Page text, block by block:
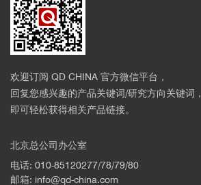
欢迎订阅 QD CHINA 官方微信平台，
回复您感兴趣的产品关键词/研究方向关键词，
即可轻松获得相关产品链接。
北京总公司办公室
电话: 010-85120277/78/79/80
邮箱: info@qd-china.com